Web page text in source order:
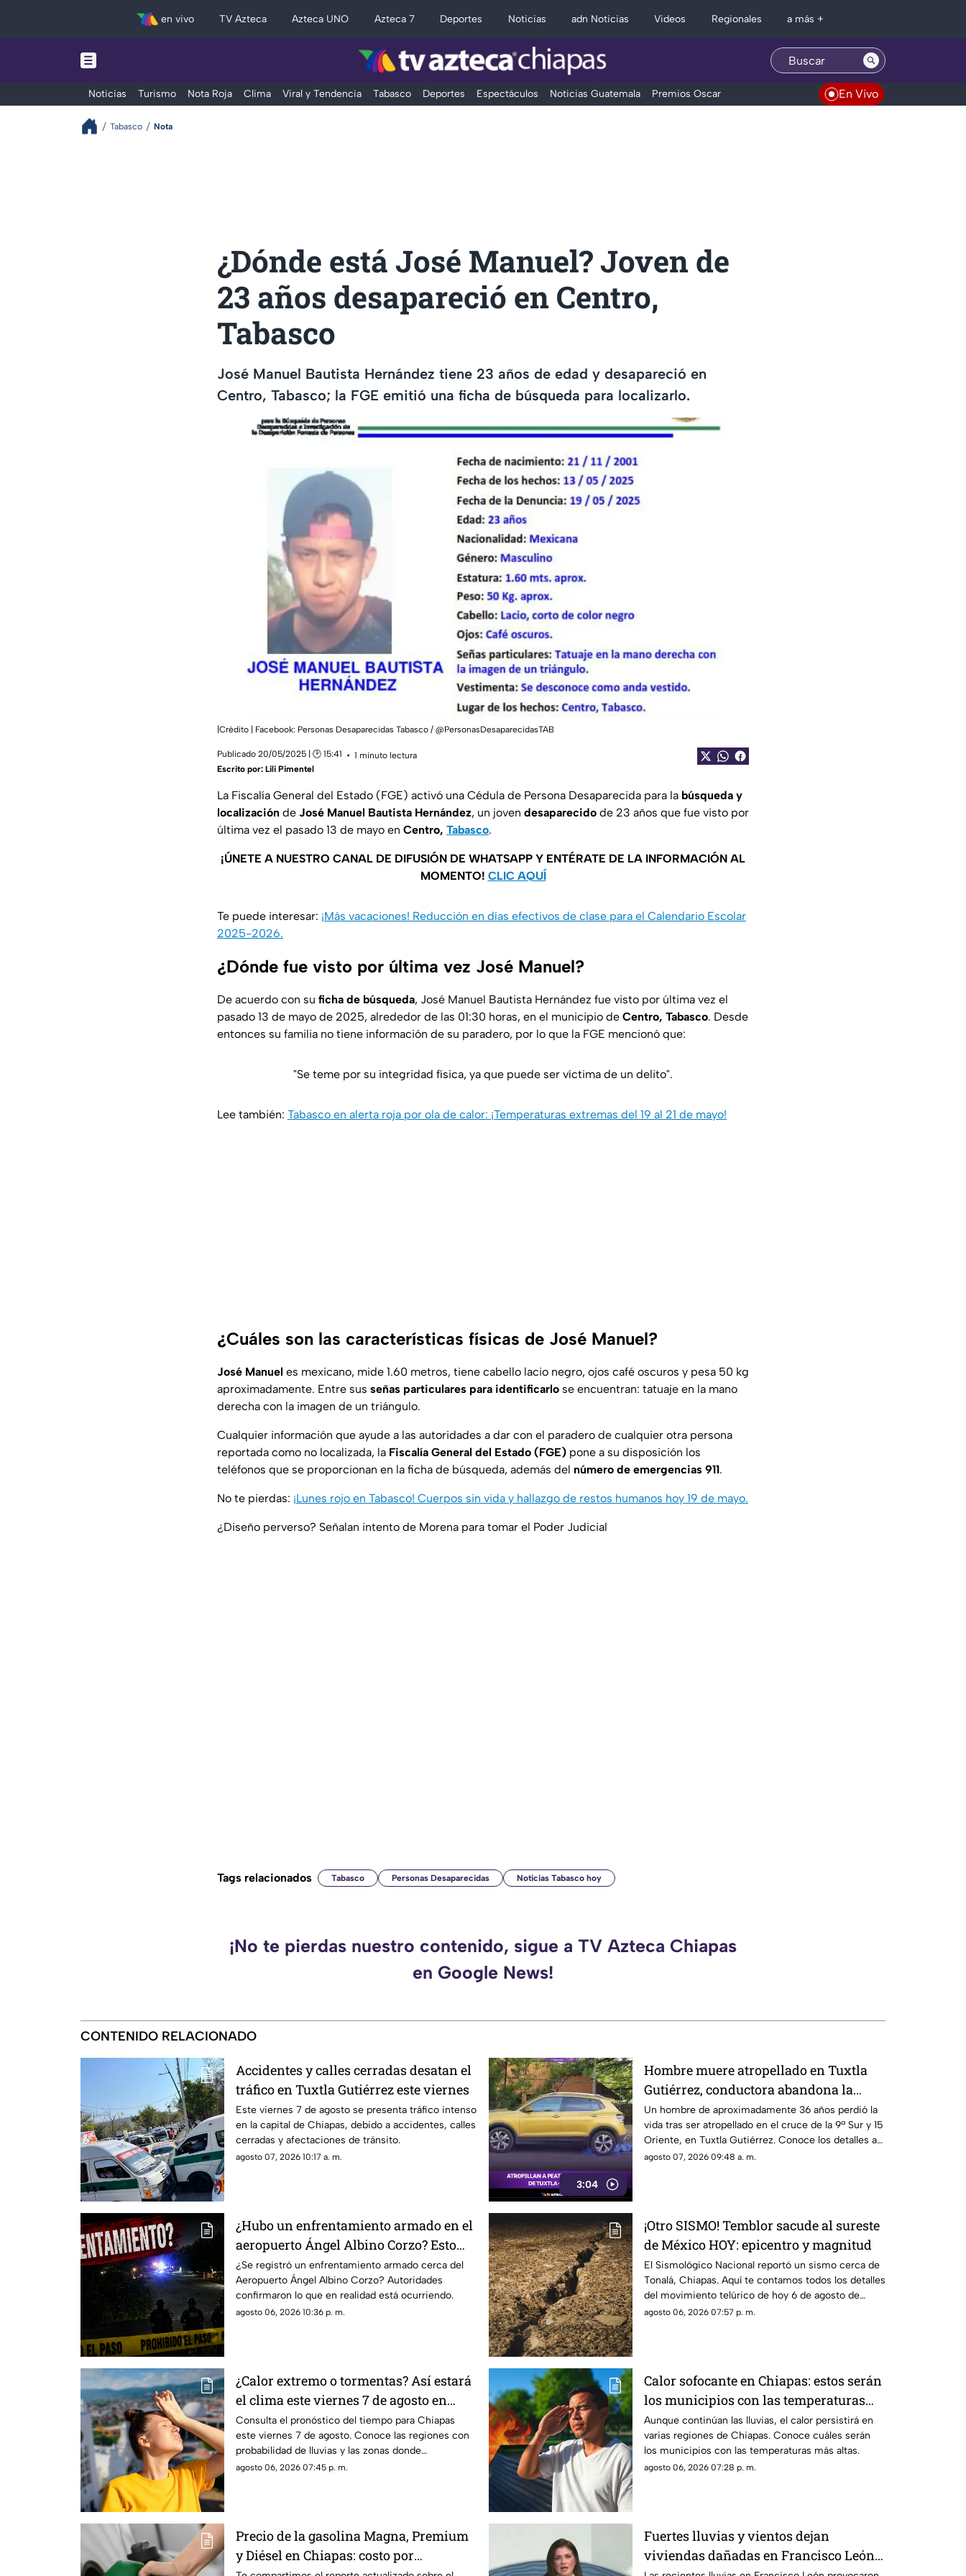
en vivo TV Azteca Azteca UNO Azteca 7 Deportes Noticias adn Noticias Videos Regionales a más +
Noticias Turismo Nota Roja Clima Viral y Tendencia Tabasco Deportes Espectáculos Noticias Guatemala Premios Oscar En Vivo
Tabasco Nota
¿Dónde está José Manuel? Joven de
23 años desapareció en Centro,
Tabasco
José Manuel Bautista Hernández tiene 23 años de edad y desapareció en
Centro, Tabasco; la FGE emitió una ficha de búsqueda para localizarlo.
|Crédito | Facebook: Personas Desaparecidas Tabasco / @PersonasDesaparecidasTAB
Publicado 20/05/2025 | 🕑 15:41
1 minuto lectura
Escrito por: Lili Pimentel
La Fiscalía General del Estado (FGE) activó una Cédula de Persona Desaparecida para la búsqueda y
localización de José Manuel Bautista Hernández, un joven desaparecido de 23 años que fue visto por
última vez el pasado 13 de mayo en Centro, Tabasco.
¡ÚNETE A NUESTRO CANAL DE DIFUSIÓN DE WHATSAPP Y ENTÉRATE DE LA INFORMACIÓN AL
MOMENTO! CLIC AQUÍ
Te puede interesar: ¡Más vacaciones! Reducción en días efectivos de clase para el Calendario Escolar
2025-2026.
¿Dónde fue visto por última vez José Manuel?
De acuerdo con su ficha de búsqueda, José Manuel Bautista Hernández fue visto por última vez el
pasado 13 de mayo de 2025, alrededor de las 01:30 horas, en el municipio de Centro, Tabasco. Desde
entonces su familia no tiene información de su paradero, por lo que la FGE mencionó que:
"Se teme por su integridad física, ya que puede ser víctima de un delito".
Lee también: Tabasco en alerta roja por ola de calor: ¡Temperaturas extremas del 19 al 21 de mayo!
¿Cuáles son las características físicas de José Manuel?
José Manuel es mexicano, mide 1.60 metros, tiene cabello lacio negro, ojos café oscuros y pesa 50 kg
aproximadamente. Entre sus señas particulares para identificarlo se encuentran: tatuaje en la mano
derecha con la imagen de un triángulo.
Cualquier información que ayude a las autoridades a dar con el paradero de cualquier otra persona
reportada como no localizada, la Fiscalía General del Estado (FGE) pone a su disposición los
teléfonos que se proporcionan en la ficha de búsqueda, además del número de emergencias 911.
No te pierdas: ¡Lunes rojo en Tabasco! Cuerpos sin vida y hallazgo de restos humanos hoy 19 de mayo.
¿Diseño perverso? Señalan intento de Morena para tomar el Poder Judicial
Tags relacionados Tabasco Personas Desaparecidas Noticias Tabasco hoy
¡No te pierdas nuestro contenido, sigue a TV Azteca Chiapas
en Google News!
CONTENIDO RELACIONADO
Accidentes y calles cerradas desatan el
tráfico en Tuxtla Gutiérrez este viernes
Este viernes 7 de agosto se presenta tráfico intenso
en la capital de Chiapas, debido a accidentes, calles
cerradas y afectaciones de tránsito.
agosto 07, 2026 10:17 a. m.
3:04
Hombre muere atropellado en Tuxtla
Gutiérrez, conductora abandona la
camioneta
Un hombre de aproximadamente 36 años perdió la
vida tras ser atropellado en el cruce de la 9ª Sur y 15
Oriente, en Tuxtla Gutiérrez. Conoce los detalles a
continuación.
agosto 07, 2026 09:48 a. m.
¿Hubo un enfrentamiento armado en el
aeropuerto Ángel Albino Corzo? Esto
dijeron las autoridades
¿Se registró un enfrentamiento armado cerca del
Aeropuerto Ángel Albino Corzo? Autoridades
confirmaron lo que en realidad está ocurriendo.
agosto 06, 2026 10:36 p. m.
¡Otro SISMO! Temblor sacude al sureste
de México HOY: epicentro y magnitud
El Sismológico Nacional reportó un sismo cerca de
Tonalá, Chiapas. Aquí te contamos todos los detalles
del movimiento telúrico de hoy 6 de agosto de
2026.
agosto 06, 2026 07:57 p. m.
¿Calor extremo o tormentas? Así estará
el clima este viernes 7 de agosto en
Chiapas
Consulta el pronóstico del tiempo para Chiapas
este viernes 7 de agosto. Conoce las regiones con
probabilidad de lluvias y las zonas donde
predominará el ambiente caluroso.
agosto 06, 2026 07:45 p. m.
Calor sofocante en Chiapas: estos serán
los municipios con las temperaturas
más altas este viernes 7 de agosto
Aunque continúan las lluvias, el calor persistirá en
varias regiones de Chiapas. Conoce cuáles serán
los municipios con las temperaturas más altas.
agosto 06, 2026 07:28 p. m.
Precio de la gasolina Magna, Premium
y Diésel en Chiapas: costo por
Fuertes lluvias y vientos dejan
viviendas dañadas en Francisco León,